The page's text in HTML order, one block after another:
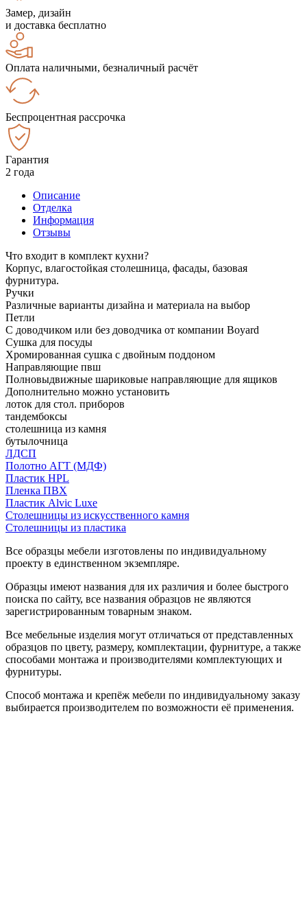
Замер, дизайн
и доставка бесплатно
Оплата наличными, безналичный расчёт
Беспроцентная рассрочка
Гарантия
2 года
Описание
Отделка
Информация
Отзывы
Что входит в комплект кухни?
Корпус, влагостойкая столешница, фасады, базовая
фурнитура.
Ручки
Различные варианты дизайна и материала на выбор
Петли
С доводчиком или без доводчика от компании Boyard
Сушка для посуды
Хромированная сушка с двойным поддоном
Направляющие пвш
Полновыдвижные шариковые направляющие для ящиков
Дополнительно можно установить
лоток для стол. приборов
тандембоксы
столешница из камня
бутылочница
ЛДСП
Полотно АГТ (МДФ)
Пластик HPL
Пленка ПВХ
Пластик Alvic Luxe
Столешницы из искусственного камня
Столешницы из пластика
Все образцы мебели изготовлены по индивидуальному
проекту в единственном экземпляре.
Образцы имеют названия для их различия и более быстрого
поиска по сайту, все названия образцов не являются
зарегистрированным товарным знаком.
Все мебельные изделия могут отличаться от представленных
образцов по цвету, размеру, комплектации, фурнитуре, а также
способами монтажа и производителями комплектующих и
фурнитуры.
Способ монтажа и крепёж мебели по индивидуальному заказу
выбирается производителем по возможности её применения.